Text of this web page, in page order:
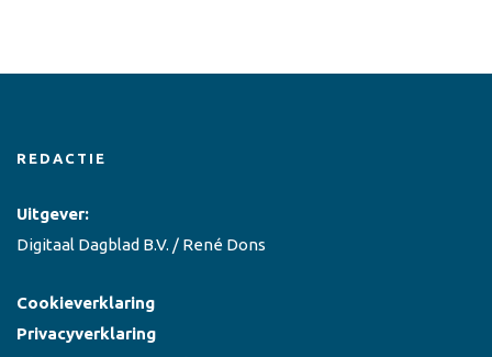
REDACTIE
Uitgever:
Digitaal Dagblad B.V. / René Dons
Cookieverklaring
Privacyverklaring